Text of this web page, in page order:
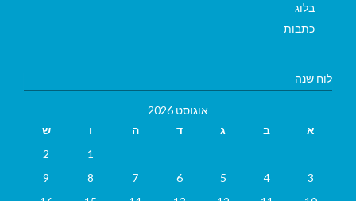
בלוג
כתבות
לוח שנה
אוגוסט 2026
א
ב ג ד ה ו
ש
1
2
3
4
5
6
7
8
9